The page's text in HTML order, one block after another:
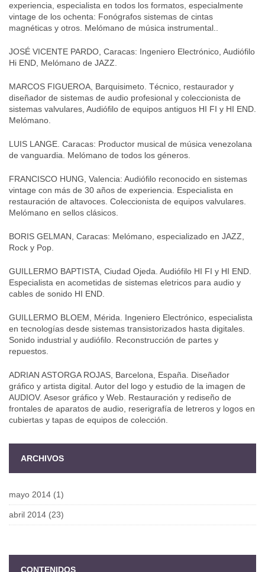
experiencia, especialista en todos los formatos, especialmente
vintage de los ochenta: Fonógrafos sistemas de cintas
magnéticas y otros. Melómano de música instrumental..
JOSÉ VICENTE PARDO, Caracas: Ingeniero Electrónico, Audiófilo
Hi END, Melómano de JAZZ.
MARCOS FIGUEROA, Barquisimeto. Técnico, restaurador y
diseñador de sistemas de audio profesional y coleccionista de
sistemas valvulares, Audiófilo de equipos antiguos HI FI y HI END.
Melómano.
LUIS LANGE. Caracas: Productor musical de música venezolana
de vanguardia. Melómano de todos los géneros.
FRANCISCO HUNG, Valencia: Audiófilo reconocido en sistemas
vintage con más de 30 años de experiencia. Especialista en
restauración de altavoces. Coleccionista de equipos valvulares.
Melómano en sellos clásicos.
BORIS GELMAN, Caracas: Melómano, especializado en JAZZ,
Rock y Pop.
GUILLERMO BAPTISTA, Ciudad Ojeda. Audiófilo HI FI y HI END.
Especialista en acometidas de sistemas eletricos para audio y
cables de sonido HI END.
GUILLERMO BLOEM, Mérida. Ingeniero Electrónico, especialista
en tecnologías desde sistemas transistorizados hasta digitales.
Sonido industrial y audiófilo. Reconstrucción de partes y
repuestos.
ADRIAN ASTORGA ROJAS, Barcelona, España. Diseñador
gráfico y artista digital. Autor del logo y estudio de la imagen de
AUDIOV. Asesor gráfico y Web. Restauración y rediseño de
frontales de aparatos de audio, reserigrafía de letreros y logos en
cubiertas y tapas de equipos de colección.
ARCHIVOS
mayo 2014 (1)
abril 2014 (23)
CONTENIDOS